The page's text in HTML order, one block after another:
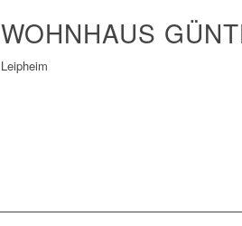
WOHNHAUS
Leipheim